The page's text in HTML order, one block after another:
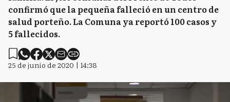
confirmó que la pequeña falleció en un centro de
salud porteño. La Comuna ya reportó 100 casos y
5 fallecidos.
25 de junio de 2020 | 14:38